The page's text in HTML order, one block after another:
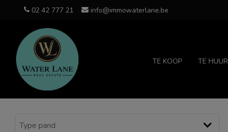
02 42 777 21 info@immowaterlane.be
TE KOOP TE HUUR